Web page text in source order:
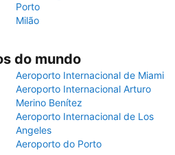
Porto
Milão
do mundo
Aeroporto Internacional de Miami
Aeroporto Internacional Arturo
Merino Benítez
Aeroporto Internacional de Los
Angeles
Aeroporto do Porto